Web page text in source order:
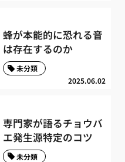
蜂が本能的に恐れる音
は存在するのか
2025.06.02
未分類
専門家が語るチョウバ
エ発生源特定のコツ
未分類